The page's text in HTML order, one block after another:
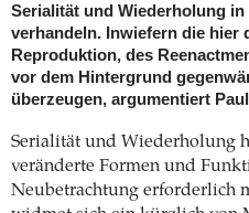
Serialität und Wiederholung
verhandeln. Inwiefern die hier
Reproduktion, des
vor dem Hintergrund
überzeugen, argumentiert
Serialität und Wiederholung
veränderte Formen und
Neubetrachtung erforderlich